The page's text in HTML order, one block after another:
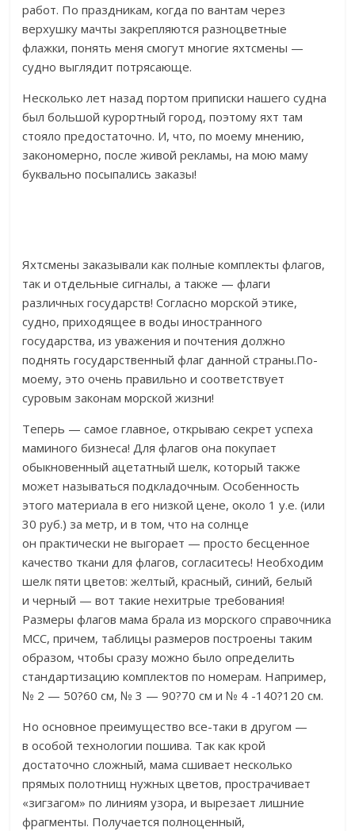
работ. По праздникам, когда по вантам через
верхушку мачты закрепляются разноцветные
флажки, понять меня смогут многие яхтсмены —
судно выглядит потрясающе.
Несколько лет назад портом приписки нашего судна
был большой курортный город, поэтому яхт там
стояло предостаточно. И, что, по моему мнению,
закономерно, после живой рекламы, на мою маму
буквально посыпались заказы!
Яхтсмены заказывали как полные комплекты флагов,
так и отдельные сигналы, а также — флаги
различных государств! Согласно морской этике,
судно, приходящее в воды иностранного
государства, из уважения и почтения должно
поднять государственный флаг данной страны.По-
моему, это очень правильно и соответствует
суровым законам морской жизни!
Теперь — самое главное, открываю секрет успеха
маминого бизнеса! Для флагов она покупает
обыкновенный ацетатный шелк, который также
может называться подкладочным. Особенность
этого материала в его низкой цене, около 1 у.е. (или
30 руб.) за метр, и в том, что на солнце
он практически не выгорает — просто бесценное
качество ткани для флагов, согласитесь! Необходим
шелк пяти цветов: желтый, красный, синий, белый
и черный — вот такие нехитрые требования!
Размеры флагов мама брала из морского справочника
МСС, причем, таблицы размеров построены таким
образом, чтобы сразу можно было определить
стандартизацию комплектов по номерам. Например,
№ 2 — 50?60 см, № 3 — 90?70 см и № 4 -140?120 см.
Но основное преимущество все-таки в другом —
в особой технологии пошива. Так как крой
достаточно сложный, мама сшивает несколько
прямых полотнищ нужных цветов, прострачивает
«зигзагом» по линиям узора, и вырезает лишние
фрагменты. Получается полноценный,